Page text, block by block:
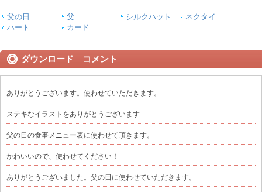
父の日 父 シルクハット
ネクタイ
ハート
カード
ダウンロード コメント
ありがとうございます。使わせていただきます。
ステキなイラストをありがとうございます
父の日の食事メニュー表に使わせて頂きます。
かわいいので、使わせてください！
ありがとうございました。父の日に使わせていただきます。